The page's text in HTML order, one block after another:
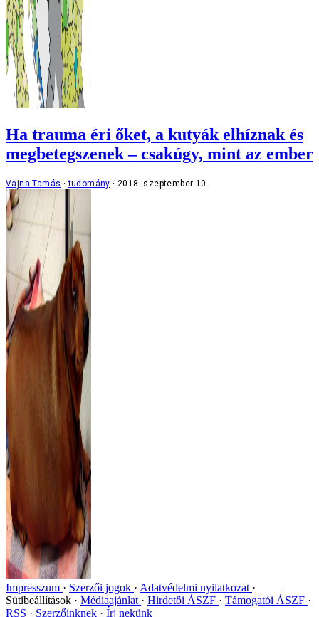
Ha trauma éri őket, a kutyák elhíznak és
megbetegszenek – csakúgy, mint az ember
Vajna Tamás tudomány 2018. szeptember 10.
Impresszum Szerzői jogok
Adatvédelmi nyilatkozat
Sütibeállítások
Médiaajánlat Hirdetői ÁSZF
Támogatói ÁSZF
RSS
Szerzőinknek Írj nekünk